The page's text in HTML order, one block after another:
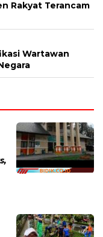
Rakyat Terancam
Wartawan